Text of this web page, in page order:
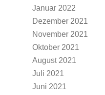
Januar 2022
Dezember 2021
November 2021
Oktober 2021
August 2021
Juli 2021
Juni 2021